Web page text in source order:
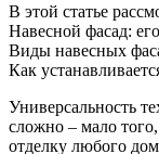
В этой статье
Навесной фасад:
Виды навесных
Как
Универсальность
сложно – мало
отделку любого